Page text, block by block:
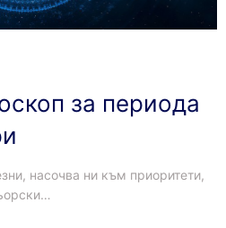
за периода
насочва ни към приоритети,